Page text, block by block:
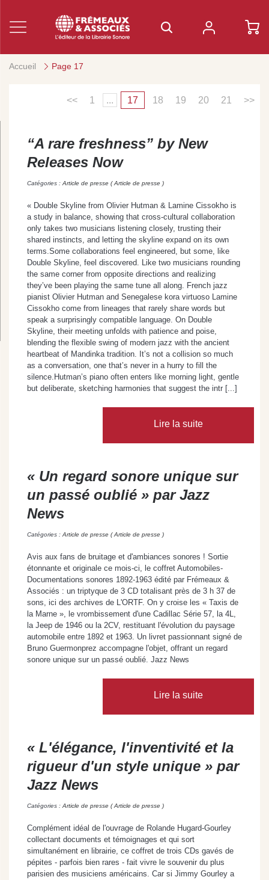
Accueil Page 17
<< 1 ... 17 18 19 20 21 >>
“A rare freshness” by New
Releases Now
Catégories : Article de presse ( Article de presse )
« Double Skyline from Olivier Hutman & Lamine Cissokho is
a study in balance, showing that cross-cultural collaboration
only takes two musicians listening closely, trusting their
shared instincts, and letting the skyline expand on its own
terms.Some collaborations feel engineered, but some, like
Double Skyline, feel discovered. Like two musicians rounding
the same corner from opposite directions and realizing
they’ve been playing the same tune all along. French jazz
pianist Olivier Hutman and Senegalese kora virtuoso Lamine
Cissokho come from lineages that rarely share words but
speak a surprisingly compatible language. On Double
Skyline, their meeting unfolds with patience and poise,
blending the flexible swing of modern jazz with the ancient
heartbeat of Mandinka tradition. It’s not a collision so much
as a conversation, one that’s never in a hurry to fill the
silence.Hutman’s piano often enters like morning light, gentle
but deliberate, sketching harmonies that suggest the intr [...]
Lire la suite
« Un regard sonore unique sur
un passé oublié » par Jazz
News
Catégories : Article de presse ( Article de presse )
Avis aux fans de bruitage et d'ambiances sonores ! Sortie
étonnante et originale ce mois-ci, le coffret Automobiles-
Documentations sonores 1892-1963 édité par Frémeaux &
Associés : un triptyque de 3 CD totalisant près de 3 h 37 de
sons, ici des archives de L'ORTF. On y croise les « Taxis de
la Marne », le vrombissement d'une Cadillac Série 57, la 4L,
la Jeep de 1946 ou la 2CV, restituant l'évolution du paysage
automobile entre 1892 et 1963. Un livret passionnant signé de
Bruno Guermonprez accompagne l'objet, offrant un regard
sonore unique sur un passé oublié. Jazz News
Lire la suite
« L'élégance, l'inventivité et la
rigueur d'un style unique » par
Jazz News
Catégories : Article de presse ( Article de presse )
Complément idéal de l'ouvrage de Rolande Hugard-Gourley
collectant documents et témoignages et qui sort
simultanément en librairie, ce coffret de trois CDs gavés de
pépites - parfois bien rares - fait vivre le souvenir du plus
parisien des musiciens américains. Car si Jimmy Gourley a